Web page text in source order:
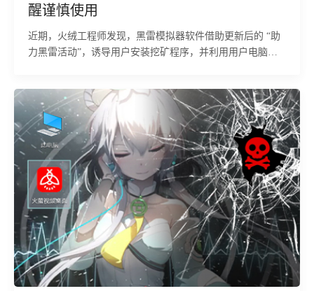
醒谨慎使用
近期，火绒工程师发现，黑雷模拟器软件借助更新后的 “助
力黑雷活动”，诱导用户安装挖矿程序，并利用用户电脑进